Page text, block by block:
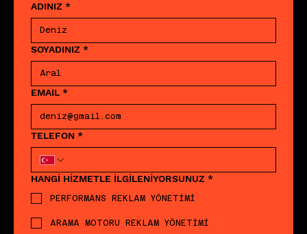
ADINIZ *
SOYADINIZ *
EMAIL *
TELEFON *
HANGİ HİZMETLE İLGİLENİYORSUNUZ *
PERFORMANS REKLAM YÖNETİMİ
ARAMA MOTORU REKLAM YÖNETİMİ